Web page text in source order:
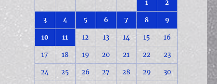
1 2
3 4 5 6 7 8 9
10 11 12 13 14 15 16
17 18 19 20 21 22 23
24 25 26 27 28 29 30